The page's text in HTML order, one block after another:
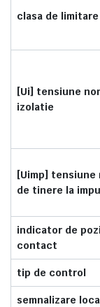
clasa de limitare
[Ui] tensiune
izolatie
[Uimp] tensiune
de tinere la
indicator de
contact
tip de control
semnalizare